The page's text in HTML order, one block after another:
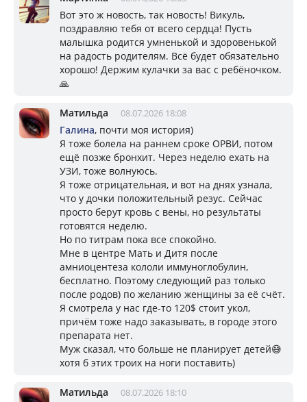
Вот это ж новость, так новость! Викуль,
поздравляю тебя от всего сердца! Пусть
малышка родится умненькой и здоровенькой
на радость родителям. Всё будет обязательно
хорошо! Держим кулачки за вас с ребёночком.
🙏
Матильда 08.07.2026 18:08
Галина, почти моя история)
Я тоже болела на раннем сроке ОРВИ, потом
ещё позже бронхит. Через неделю ехать на
УЗИ, тоже волнуюсь.
Я тоже отрицательная, и вот на днях узнала,
что у дочки положительный резус. Сейчас
просто берут кровь с вены, но результаты
готовятся неделю.
Но по титрам пока все спокойно.
Мне в центре Мать и Дитя после
амниоцентеза кололи иммуноглобулин,
бесплатно. Поэтому следующий раз только
после родов) по желанию женщины за её счёт.
Я смотрела у нас где-то 120$ стоит укол,
причём тоже надо заказывать, в городе этого
препарата нет.
Муж сказал, что больше не планирует детей😅
хотя б этих троих на ноги поставить)
Матильда 08.07.2026 18:10